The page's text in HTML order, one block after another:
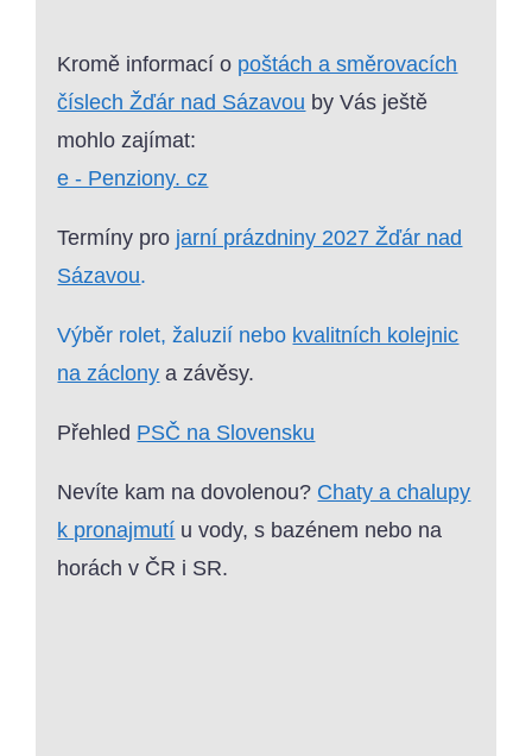
Kromě informací o poštách a směrovacích
číslech Žďár nad Sázavou by Vás ještě
mohlo zajímat:
e - Penziony. cz
Termíny pro jarní prázdniny 2027 Žďár nad
Sázavou.
Výběr rolet, žaluzií nebo kvalitních kolejnic
na záclony a závěsy.
Přehled PSČ na Slovensku
Nevíte kam na dovolenou? Chaty a chalupy
k pronajmutí u vody, s bazénem nebo na
horách v ČR i SR.